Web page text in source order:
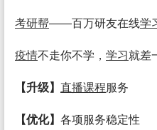
考研帮——百万研友在线学
疫情不走你不学， 学习就差
【升级】 直播课程服务
【优化】 各项服务稳定性